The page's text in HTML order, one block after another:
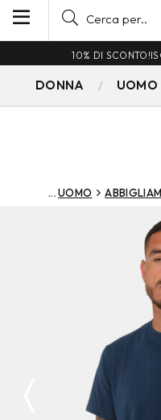
10% DI SCONTO!
DONNA UOMO
UOMO